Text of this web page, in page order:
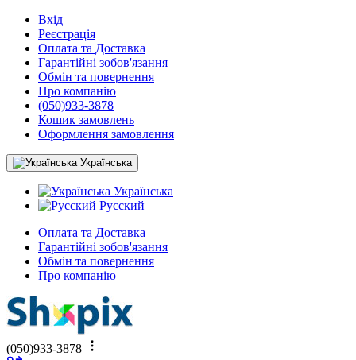
Вхід
Реєстрація
Оплата та Доставка
Гарантійні зобов'язання
Обмін та повернення
Про компанію
(050)933-3878
Кошик замовлень
Оформлення замовлення
Українська
Українська
Русский
Оплата та Доставка
Гарантійні зобов'язання
Обмін та повернення
Про компанію
(050)933-3878